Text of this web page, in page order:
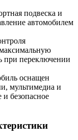
подвеска и
автомобилем
при переключении
оснащен
мультимедиа и
и безопасное